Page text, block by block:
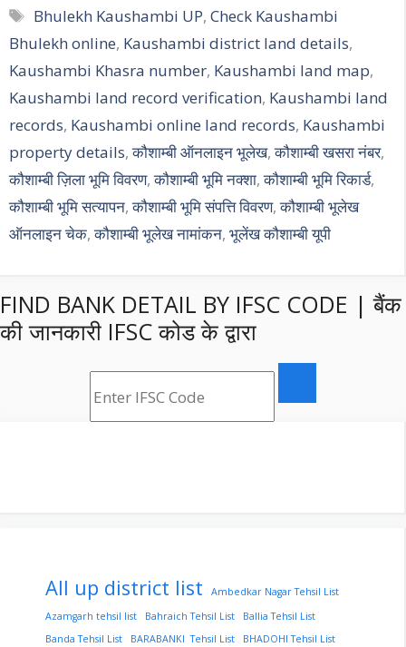
Tags
Bhulekh Kaushambi UP,Check Kaushambi
Bhulekh online, Kaushambi district land details,
Kaushambi Khasra number, Kaushambi land map,
Kaushambi land record verification, Kaushambi land
records, Kaushambi online land records, Kaushambi
property details,कौशाम्बी ऑनलाइन भूलेख,कौशाम्बी खसरा नंबर,
कौशाम्बी ज़िला भूमि विवरण,कौशाम्बी भूमि नक्शा,कौशाम्बी भूमि रिकार्ड,
कौशाम्बी भूमि सत्यापन,कौशाम्बी भूमि संपत्ति विवरण,कौशाम्बी भूलेख
ऑनलाइन चेक,कौशाम्बी भूलेख नामांकन, भूलेंख कौशाम्बी यूपी
FIND BANK DETAIL BY IFSC CODE | बैंक
की जानकारी IFSC कोड के द्वारा
All up district list
Ambedkar Nagar Tehsil List
Azamgarh tehsil list
Bahraich Tehsil List
Ballia Tehsil List
Banda Tehsil List
BARABANKI Tehsil List
BHADOHI Tehsil List